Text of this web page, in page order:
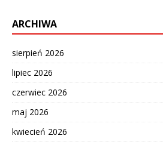
ARCHIWA
sierpień 2026
lipiec 2026
czerwiec 2026
maj 2026
kwiecień 2026